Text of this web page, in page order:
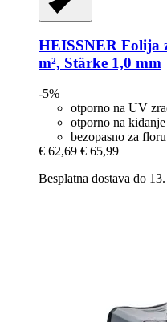
HEISSNER Folija
m², Stärke 1,0 mm
-5%
otporno na UV
otporno na
bezopasno za
€ 62,69 € 65,99
Besplatna dostava do